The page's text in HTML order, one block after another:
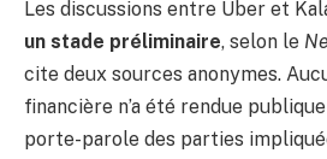
Les discussions entre Uber et
un stade préliminaire, selon le
cite deux sources anonymes.
financière n’a été rendue
porte-parole des parties